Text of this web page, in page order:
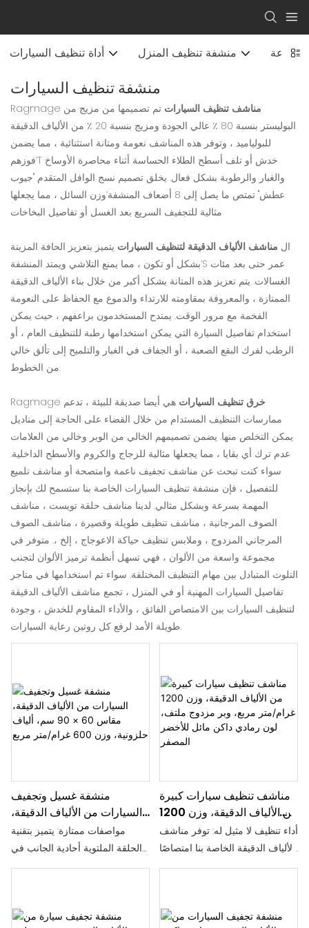
أداة تنظيف السيارات منشفة تنظيف المنزل طباعة
منشفة تنظيف السيارات
Ragmage مناشف تنظيف السيارات تم تصميمها من مزيج من
البوليستر بنسبة 80 ٪ عالي الجودة ومزيج بنسبة 20 ٪ من الألياف الدقيقة
للبولياميد ، وتوفر هذه المناشف نعومة ومتانة استثنائية ، مما يضمن
فوزهم’T خدش أو تلف أسطح الطلاء الحساسة أثناء محاصرة الأوساخ
والغبار والرطوبة بشكل فعال. يخلق تصميم نسج الوافل المتقدم "جيوب
عطش" تمتص ما يصل إلى 8 أضعاف المنشفة’وزن السائل ، مما يجعلها
ال مناشف الألياف الدقيقة لتنظيف السيارات يتميز بتعزيز الحافة المزينة
بشكل أو تكون ، مما يمنع التلاشي ويمتد المنشفة’S عمر حتى بعد مئات
الغسالات. يتم تعزيز هذه المتانة بشكل أكبر من خلال بناء الألياف الدقيقة
الممتازة ، والمعروفة بمقاومته للارتداء والدموع مع الحفاظ على النعومة
الفخمة مع مرور الوقت. يمتدح المستخدمون براعفهم ، حيث يمكن
استخدام تفاصيل السيارة التي يمكن استخدامها رطبة للتنظيف العام ، أو
الرطب لفرك البقع الصعبة ، أو الجفاف في الغبار والتلميح إلى تألق خالي
من الخطوط.
Ragmage خرق تنظيف السيارات هي أيضا صديقة للبيئة ، تدعم
ممارسات التنظيف المستدام من خلال القضاء على الحاجة إلى مناديل
يمكن التخلص منها. يضمن تصميمهم الخالي من الوبر وخالي من العلامات
عدم ترك أي بقايا ، مما يجعلها مثالية للزجاج والكروم والأسطح الداخلية.
سواء كنت تبحث عن مناشف تجفيف ناعمة وامتصحة أو مناشف تلميع
للتفصيل ، فإن منشفة تنظيف السيارات الخاصة بنا ستسمح لك بإنجاز
المهمة بسرعة وبشكل مثالي. لدينا مناشف حلقة تويست ، مناشف
الصوف المرجانية ، مناشف تنظيف طويلة وقصيرة ، مناشف الصوف
المرجاني المزدوج ، وملابس تنظيف حياكة الاعوجاج ، إلخ ،. متوفر في
مجموعة واسعة من الألوان ، فهي تسهل أنظمة ترميز الألوان لتجنب
التلوث المتبادل بين مهام التنظيف المختلفة. سواء تم استخدامها في متاجر
تفاصيل السيارات المهنية أو في المنزل ، تجمع مناشف الألياف الدقيقة
لتنظيف السيارات بين الامتصاص الفائق ، والأداء المقاوم للخدش ، وجودة
طويلة الأمد لرفع كل روتين رعاية السيارات.
منشفة غسيل وتجفيف
السيارات من الألياف الدقيقة،
مقاس 60 × 90 سم، ألياف
حلزونية، وزن 600 غرام/متر
مواصفات ممتازة: يتميز بتقنية
الحلقة الملتوية أحادية الجانب في
مزيج فائق الجودة بنسبة 70/30.
كثافة من 600 إلى 1000 غرام/متر
مناشف تنظيف سيارات كبيرة
من الألياف الدقيقة، وزن 1200
غرام/متر مربع، وبر مزدوج
ملتف، لون رمادي داكن مائل
أداء تنظيف لا مثيل له: توفر مناشف
الألياف الدقيقة الخاصة بنا امتصاصًا
رائعًا للماء والالتصاق؛ تمتص
سيارتك تبدو جديدة تمامًا. لا خدش: